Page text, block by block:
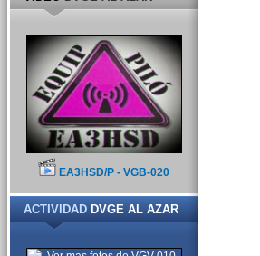
EA3HSD/P - VGB-020
ACTIVIDADDVGE AL AZAR